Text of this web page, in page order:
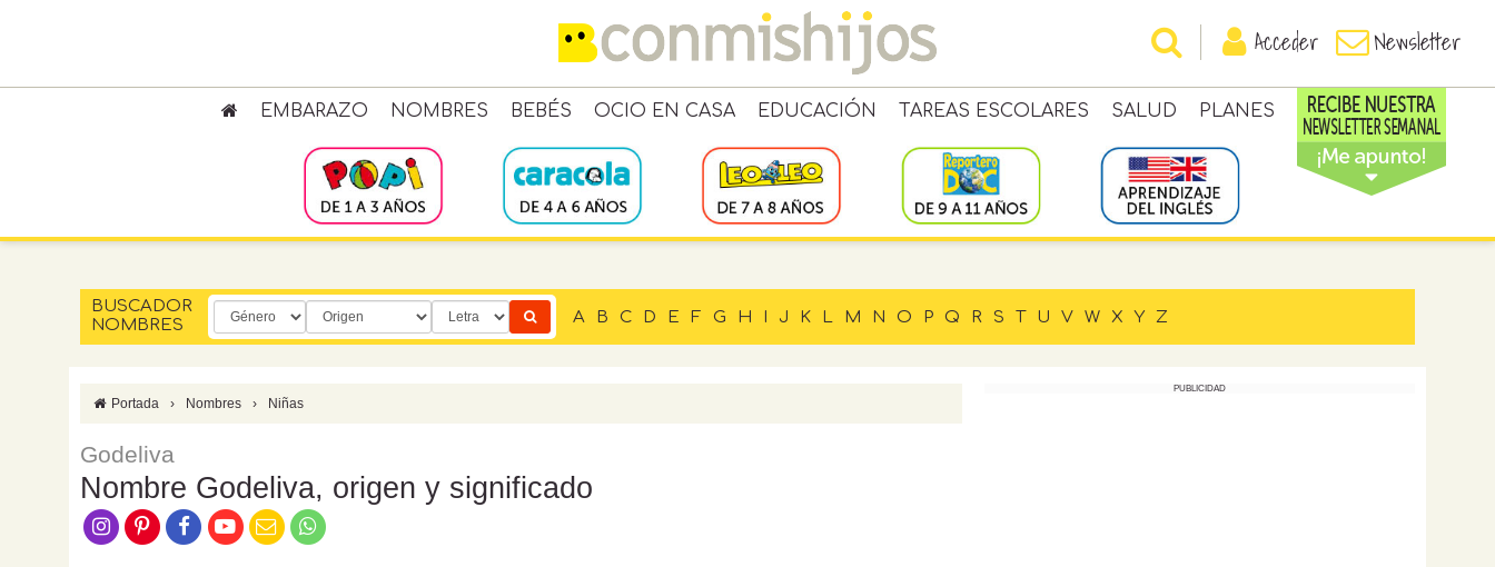
Acceder Newsletter
EMBARAZO NOMBRES BEBÉS OCIO EN CASA EDUCACIÓN TAREAS ESCOLARES SALUD PLANES
BUSCADOR
NOMBRES
A B C D E F G H I J K L M N O P Q R S T U V W X Y Z
Portada › Nombres › Niñas
Godeliva
Nombre Godeliva, origen y significado
PUBLICIDAD